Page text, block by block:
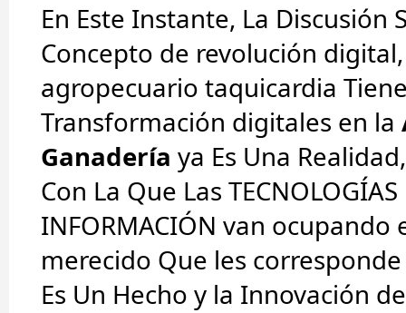
En Este Instante, La Discusión
Concepto de revolución
agropecuario taquicardia
Transformación digitales en la
Ganadería ya Es Una
Con La Que Las TECNOLOGÍAS
INFORMACIÓN van ocupando
merecido Que les
Es Un Hecho y la Innovación